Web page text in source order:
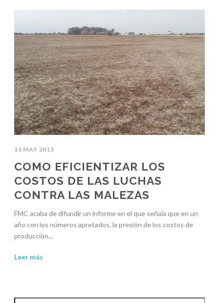
13 MAY 2015
COMO EFICIENTIZAR LOS
COSTOS DE LAS LUCHAS
CONTRA LAS MALEZAS
FMC acaba de difundir un informe en el que señala que en un
año con los números apretados, la presión de los costos de
producción...
Leer más